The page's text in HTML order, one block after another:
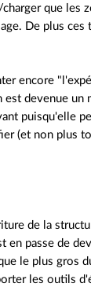
que les
De plus ces
encore
devenue un
puisqu'elle
(et non plus
de la
en passe de
le plus gros
les outils